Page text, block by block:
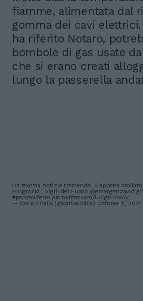
fiamme, alimentata dal
gomma dei cavi
ha riferito Notaro,
bombole di gas usate
che si erano creati
lungo la passerella
Da #Roma notizie tremende. È appena
Ringrazio i Vigili del Fuoco @emergenzavvf
#pontediferro pic.twitter.com/iJCghSYwiV
— Carlo Sibilia (@carlosibilia) October 2, 2021